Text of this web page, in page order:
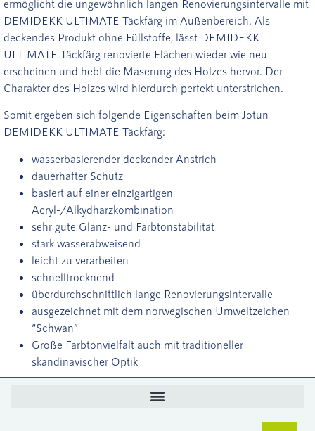
ermöglicht die ungewöhnlich langen Renovierungsintervalle mit
DEMIDEKK ULTIMATE Täckfärg im Außenbereich. Als
deckendes Produkt ohne Füllstoffe, lässt DEMIDEKK
ULTIMATE Täckfärg renovierte Flächen wieder wie neu
erscheinen und hebt die Maserung des Holzes hervor. Der
Charakter des Holzes wird hierdurch perfekt unterstrichen.
Somit ergeben sich folgende Eigenschaften beim Jotun
DEMIDEKK ULTIMATE Täckfärg:
wasserbasierender deckender Anstrich
dauerhafter Schutz
basiert auf einer einzigartigen
Acryl-/Alkydharzkombination
sehr gute Glanz- und Farbtonstabilität
stark wasserabweisend
leicht zu verarbeiten
schnelltrocknend
überdurchschnittlich lange Renovierungsintervalle
ausgezeichnet mit dem norwegischen Umweltzeichen
“Schwan”
Große Farbtonvielfalt auch mit traditioneller
skandinavischer Optik